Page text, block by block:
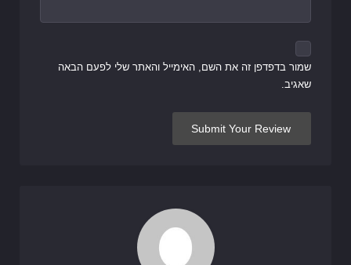
שמור בדפדפן זה את השם, האימייל והאתר שלי לפעם הבאה
שאגיב.